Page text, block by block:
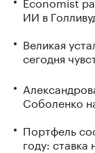
ИИ в
Великая
сегодня
Соболенко
Портфель
году: ставка